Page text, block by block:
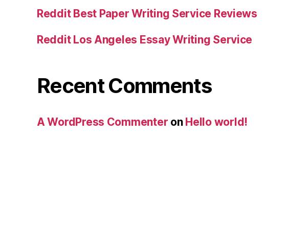
Reddit Best Paper Writing Service Reviews
Reddit Los Angeles Essay Writing Service
Recent Comments
A WordPress Commenter on Hello world!